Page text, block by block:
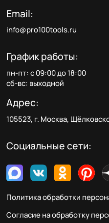
Email:
info@pro100tools.ru
График работы:
пн-пт: с 09:00 до 18:00
сб-вс: выходной
Адрес:
105523, г. Москва,
Социальные сети:
Политика обработки
Согласие на обработку